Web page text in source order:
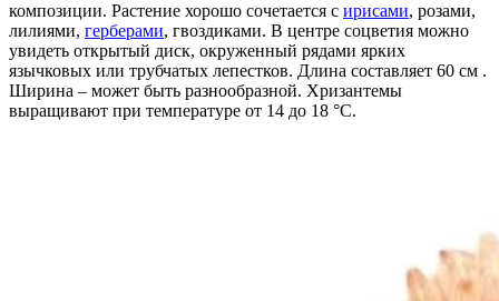
композиции. Растение хорошо сочетается с ирисами, розами,
лилиями, герберами, гвоздиками. В центре соцветия можно
увидеть открытый диск, окруженный рядами ярких
язычковых или трубчатых лепестков. Длина составляет 60 см .
Ширина – может быть разнообразной. Хризантемы
выращивают при температуре от 14 до 18 °C.